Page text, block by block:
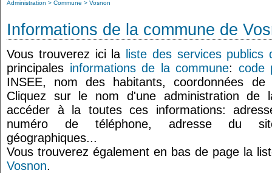
Administration Commune Vosnon
Informations de la commune de
Vous trouverez ici la
liste des services publics
principales informations de la commune: code
INSEE, nom des habitants, coordonnées
Cliquez sur le nom d'une administration de
accéder à la toutes ces informations:
numéro de téléphone, adresse du
géographiques...
Vous trouverez également en bas de page la
Vosnon.